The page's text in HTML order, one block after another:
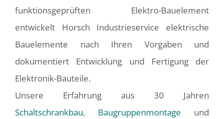
funktionsgeprüften Elektro-Bauelement
entwickelt Horsch Industrieservice elektrische
Bauelemente nach Ihren Vorgaben und
dokumentiert Entwicklung und Fertigung der
Elektronik-Bauteile.
Unsere Erfahrung aus 30 Jahren
Schaltschrankbau, Baugruppenmontage und